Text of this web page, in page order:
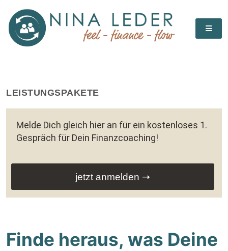
LEISTUNGSPAKETE
Melde Dich gleich hier an für ein kostenloses 1.
Gespräch für Dein Finanzcoaching!
jetzt anmelden ➝
Finde heraus, was Deine